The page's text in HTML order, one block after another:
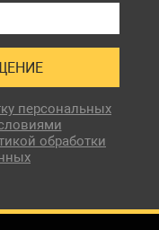
персональных
обработки